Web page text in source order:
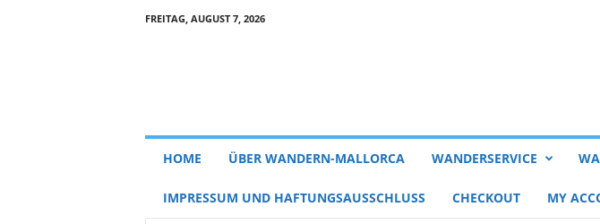
FREITAG, AUGUST 7, 2026
HOME ÜBER WANDERN-MALLORCA WANDERSERVICE
IMPRESSUM UND HAFTUNGSAUSSCHLUSS CHECKOUT MY